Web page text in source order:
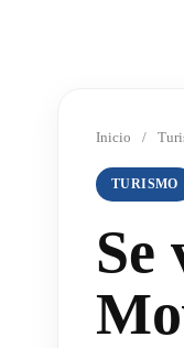
Inicio /
TURISMO
Se